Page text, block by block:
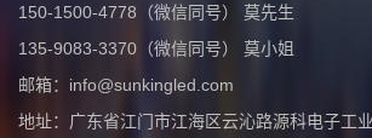
150-1500-4778（微信同号） 莫先生
135-9083-3370（微信同号） 莫小姐
邮箱：info@sunkingled.com
地址：广东省江门市江海区云沁路源科电子工